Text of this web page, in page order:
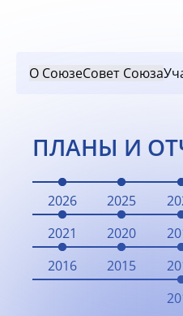
О СоюзеСовет Союза
ПЛАНЫ И
2026 2025
2021
2020
2016
2015